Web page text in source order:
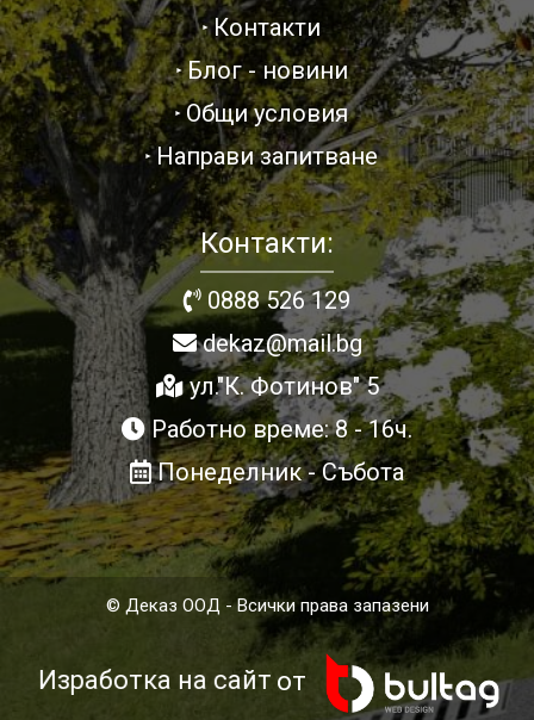
Контакти
Блог - новини
Общи условия
Направи запитване
Контакти:
0888 526 129
dekaz@mail.bg
ул."К. Фотинов" 5
Работно време: 8 - 16ч.
Понеделник - Събота
© Деказ ООД - Всички права запазени
Изработка на сайт от